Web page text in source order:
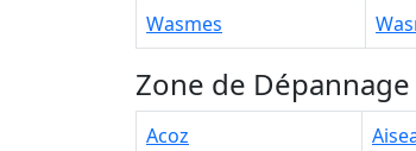
Wasmes
Zone de
Acoz